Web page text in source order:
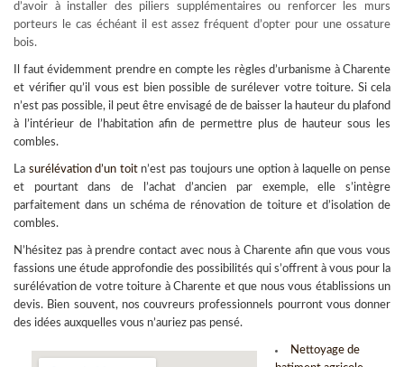
d’avoir à installer des piliers supplémentaires ou renforcer les murs
porteurs le cas échéant il est assez fréquent d’opter pour une ossature
bois.
Il faut évidemment prendre en compte les règles d’urbanisme à Charente
et vérifier qu’il vous est bien possible de surélever votre toiture. Si cela
n’est pas possible, il peut être envisagé de de baisser la hauteur du plafond
à l’intérieur de l’habitation afin de permettre plus de hauteur sous les
combles.
La surélévation d’un toitn’est pas toujours une option à laquelle on pense
et pourtant dans de l’achat d’ancien par exemple, elle s’intègre
parfaitement dans un schéma de rénovation de toiture et d’isolation de
combles.
N’hésitez pas à prendre contact avec nous à Charente afin que vous vous
fassions une étude approfondie des possibilités qui s’offrent à vous pour la
surélévation de votre toiture à Charente et que nous vous établissions un
devis. Bien souvent, nos couvreurs professionnels pourront vous donner
des idées auxquelles vous n’auriez pas pensé.
Nettoyage de